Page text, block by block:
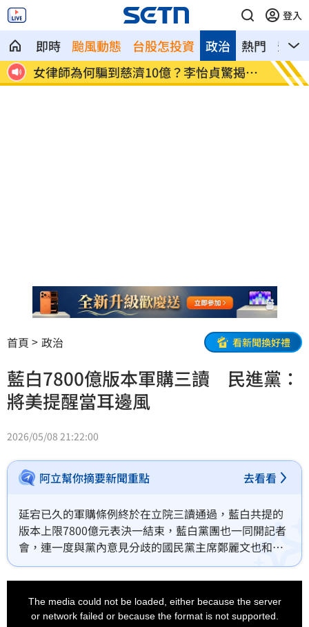
登入
即時 颱風動態 台股怎投資 熱門 影音
政治
騙到慈濟10億？李怡貞驚揭身
淚別高希均！沈春華
首頁 政治 看新聞換好禮
藍白7800億版本軍購三讀 民進黨：
將美提醒當耳邊風
2026/05/08 21:22:00
阿立幫你摘要新聞重點 去看看
延宕已久的軍購條例終於在立院三讀通過，藍白共提的
版本上限7800億元表決一結束，藍白黨團也一同開記者
會，連一度與黨內意見分歧的國民黨主席鄭麗文也和民
眾黨主席黃國昌合體，黃國昌還特地致謝立法院長韓國
瑜和台中市長盧秀燕。不過綠營批評，藍白版限縮完整
防衛規畫，導致國防安全出現破口。
The media could not be loaded, either because the server
or network failed or because the format is not supported.